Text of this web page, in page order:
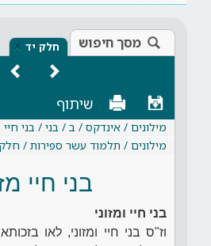
מסך חיפוש חלק יד ×
שיתוף
מילונים / אינדקס / ב / בני / בני חיי
מילונים / תלמוד עשר ספירות /
בני חיי
בני חיי ומזוני
וז"ס בני חיי ומזוני, לאו